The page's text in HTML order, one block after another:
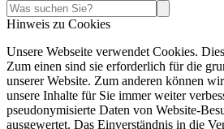
Hinweis zu Cookies
Unsere Webseite verwendet Cookies.
Zum einen sind sie erforderlich für die
unserer Website. Zum anderen können
unsere Inhalte für Sie immer weiter
pseudonymisierte Daten von Website-
ausgewertet. Das Einverständnis in die